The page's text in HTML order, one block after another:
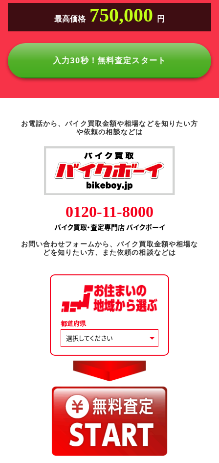
最高価格 750,000 円
入力30秒！無料査定スタート
お電話から、バイク買取金額や相場などを知りたい方
や依頼の相談などは
0120-11-8000
バイク買取・査定専門店 バイクボーイ
お問い合わせフォームから、バイク買取金額や相場な
どを知りたい方、また依頼の相談などは
都道府県